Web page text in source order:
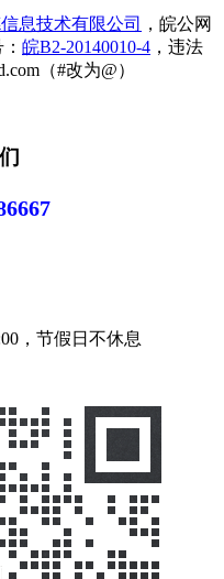
息技术有限公司
，皖公网
皖B2-20140010-4 ，违法
（#改为@）
，节假日不休息